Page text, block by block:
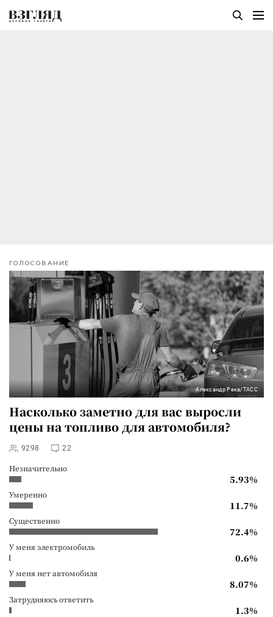
ГОЛОСОВАНИЕ
Александр Река/ТАСС
Насколько заметно для вас выросли
цены на топливо для автомобиля?
9298 22
Незначительно
5.93%
Умеренно
11.7%
Существенно
72.4%
У меня электромобиль
0.6%
У меня нет автомобиля
8.07%
Затрудняюсь ответить
1.3%